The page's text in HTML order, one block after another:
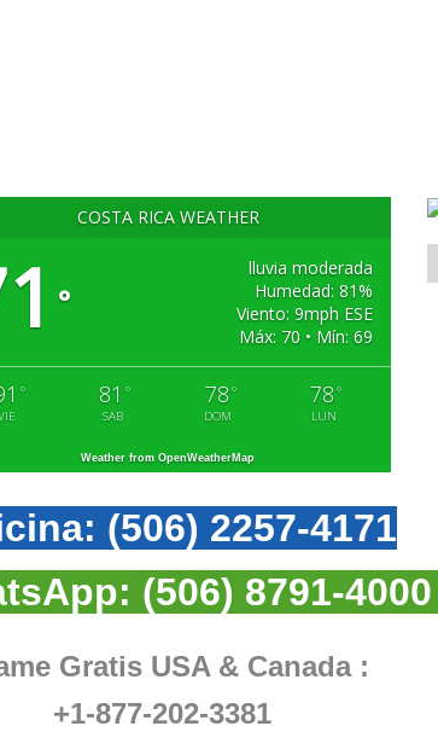
COSTA RICA WEATHER
°
lluvia moderada
Humedad: 81%
Viento: 9mph ESE
Máx: 70 • Mín: 69
° 81 °
SAB
78 °
DOM
78 °
LUN
Weather from OpenWeatherMap
(506) 2257-4171
(506) 8791-4000
Gratis USA & Canada :
+1-877-202-3381